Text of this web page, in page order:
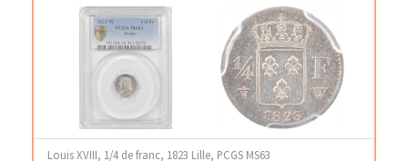
Louis XVIII, 1/4 de franc, 1823 Lille, PCGS MS63